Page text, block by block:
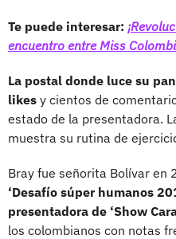
Te puede interesar:
encuentro entre Miss
La postal donde luce su
likes y cientos de
estado de la presentadora.
muestra su rutina de
Bray fue señorita Bolívar en
‘Desafío súper humanos
presentadora de ‘Show
los colombianos con notas